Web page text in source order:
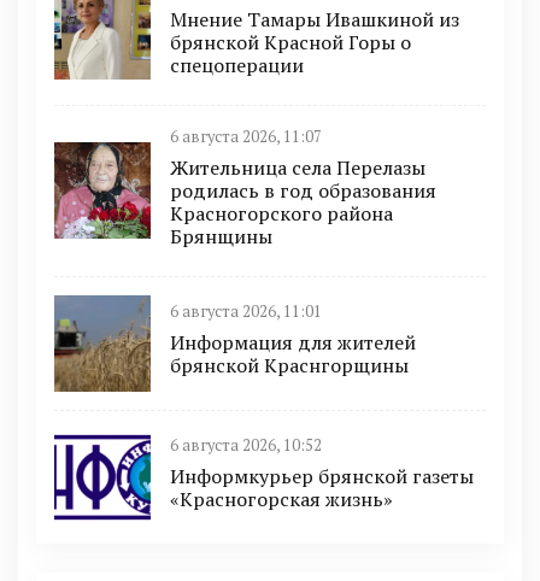
Мнение Тамары Ивашкиной из
брянской Красной Горы о
спецоперации
6 августа 2026, 11:07
Жительница села Перелазы
родилась в год образования
Красногорского района
Брянщины
6 августа 2026, 11:01
Информация для жителей
брянской Краснгорщины
6 августа 2026, 10:52
Информкурьер брянской газеты
«Красногорская жизнь»